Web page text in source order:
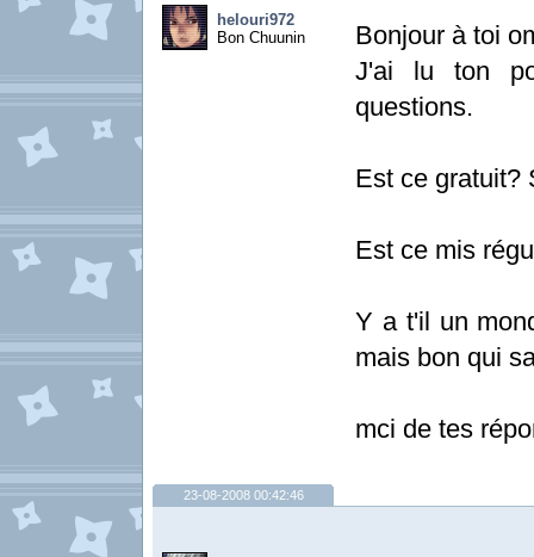
helouri972
Bon Chuunin
Bonjour à toi
J'ai lu ton
questions.
Est ce gratuit?
Est ce mis
Y a t'il un
mais bon qui
mci de tes
23-08-2008 00:42:46